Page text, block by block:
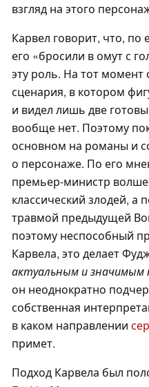
взгляд на этого
Карвел говорит, что, по
его «бросили в омут с
эту роль. На тот
сценария, в котором
и видел лишь две
вообще нет. Поэтому
основном на романы и
о персонаже. По его
премьер-министр
классический злодей,
травмой предыдущей
поэтому неспособный
Карвела, это делает
актуальным и значимым
он неоднократно
собственная
в каком направлении
примет.
Подход Карвела был